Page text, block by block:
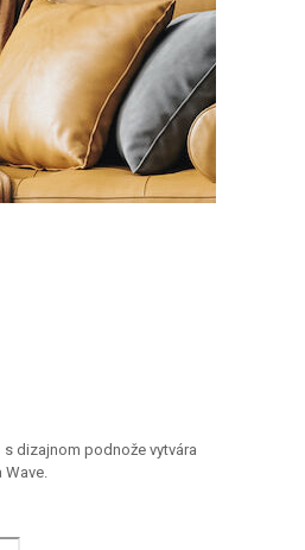
dizajnom podnože vytvára